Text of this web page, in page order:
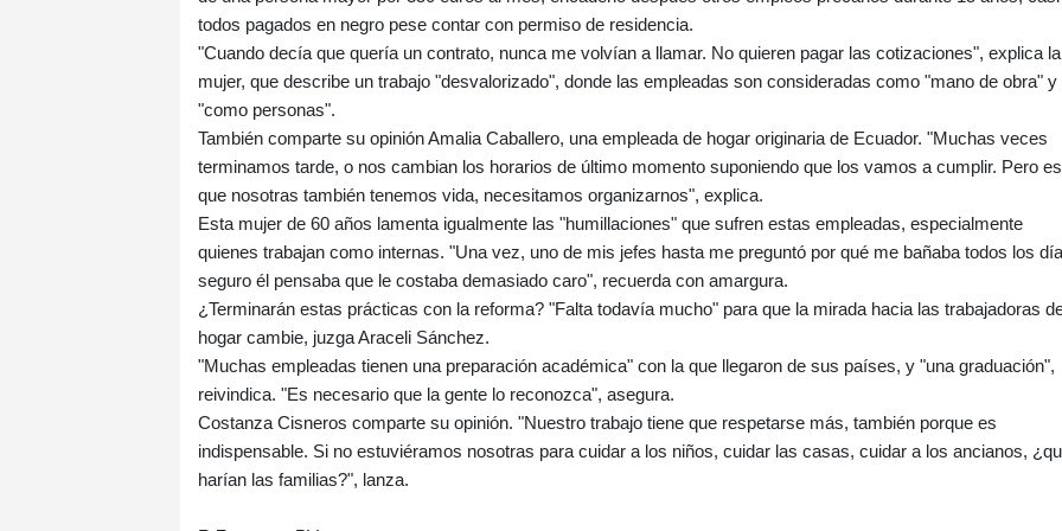
todos pagados en negro pese contar con permiso de residencia.
"Cuando decía que quería un contrato, nunca me volvían a llamar. No quieren pagar las cotizaciones", explica la
mujer, que describe un trabajo "desvalorizado", donde las empleadas son consideradas como "mano de obra" y
"como personas".
También comparte su opinión Amalia Caballero, una empleada de hogar originaria de Ecuador. "Muchas veces
terminamos tarde, o nos cambian los horarios de último momento suponiendo que los vamos a cumplir. Pero es
que nosotras también tenemos vida, necesitamos organizarnos", explica.
Esta mujer de 60 años lamenta igualmente las "humillaciones" que sufren estas empleadas, especialmente
quienes trabajan como internas. "Una vez, uno de mis jefes hasta me preguntó por qué me bañaba todos los
seguro él pensaba que le costaba demasiado caro", recuerda con amargura.
¿Terminarán estas prácticas con la reforma? "Falta todavía mucho" para que la mirada hacia las trabajadoras
hogar cambie, juzga Araceli Sánchez.
"Muchas empleadas tienen una preparación académica" con la que llegaron de sus países, y "una graduación",
reivindica. "Es necesario que la gente lo reconozca", asegura.
Costanza Cisneros comparte su opinión. "Nuestro trabajo tiene que respetarse más, también porque es
indispensable. Si no estuviéramos nosotras para cuidar a los niños, cuidar las casas, cuidar a los ancianos,
harían las familias?", lanza.